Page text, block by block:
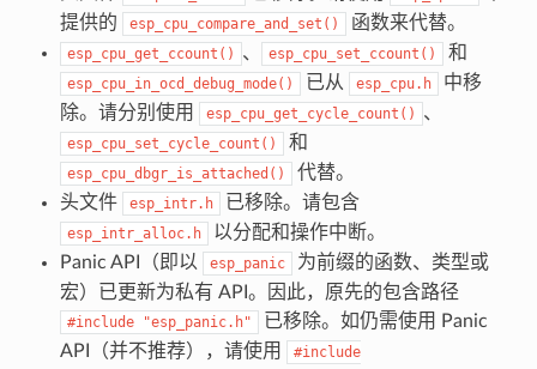
提供的
esp_cpu_compare_and_set() 函数来代替。
esp_cpu_get_ccount() 、 esp_cpu_set_ccount() 和
esp_cpu_in_ocd_debug_mode() 已从 esp_cpu.h
中移
除。请分别使用
esp_cpu_get_cycle_count() 、
esp_cpu_set_cycle_count() 和
esp_cpu_dbgr_is_attached()
代替。
头文件
esp_intr.h 已移除。请包含
esp_intr_alloc.h
以分配和操作中断。
Panic API（即以
esp_panic
为前缀的函数、类型或
宏）已更新为私有 API。因此，原先的包含路径
#include "esp_panic.h"
已移除。如仍需使用 Panic
API（并不推荐），请使用
#include